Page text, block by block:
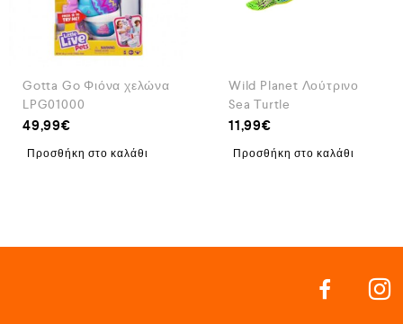
Gotta Go Φιόνα χελώνα
LPG01000
49,99€
Προσθήκη στο καλάθι
Wild Planet Λούτρινο
Sea Turtle
11,99€
Προσθήκη στο καλάθι